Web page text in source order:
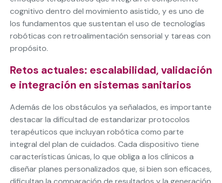
cognitivo dentro del movimiento asistido, y es uno de
los fundamentos que sustentan el uso de tecnologías
robóticas con retroalimentación sensorial y tareas con
propósito.
Retos actuales: escalabilidad, validación
e integración en sistemas sanitarios
Además de los obstáculos ya señalados, es importante
destacar la dificultad de estandarizar protocolos
terapéuticos que incluyan robótica como parte
integral del plan de cuidados. Cada dispositivo tiene
características únicas, lo que obliga a los clínicos a
diseñar planes personalizados que, si bien son eficaces,